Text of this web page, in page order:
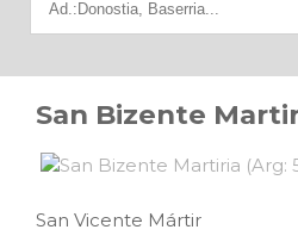
San Bizente
San Vicente Mártir